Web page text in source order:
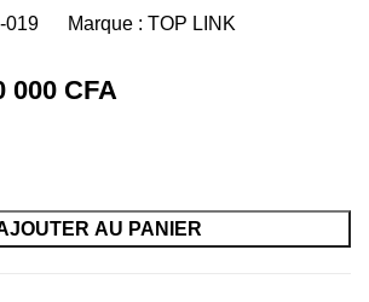
019 Marque : TOP LINK
000 CFA
AU PANIER